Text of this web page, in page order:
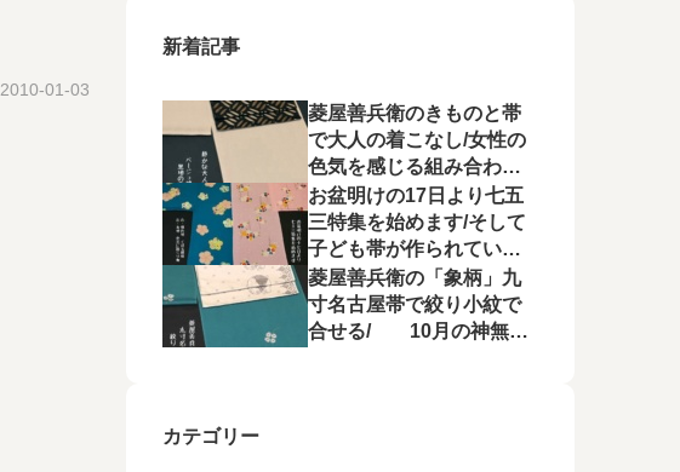
2010-01-03
新着記事
菱屋善兵衛のきものと帯
で大人の着こなし/女性の
色気を感じる組み合わに
心が惹かれる
お盆明けの17日より七五
三特集を始めます/そして
子ども帯が作られてい状
況に不満を漏らす
菱屋善兵衛の「象柄」九
寸名古屋帯で絞り小紋で
合せる/ 10月の神無月
カテゴリー